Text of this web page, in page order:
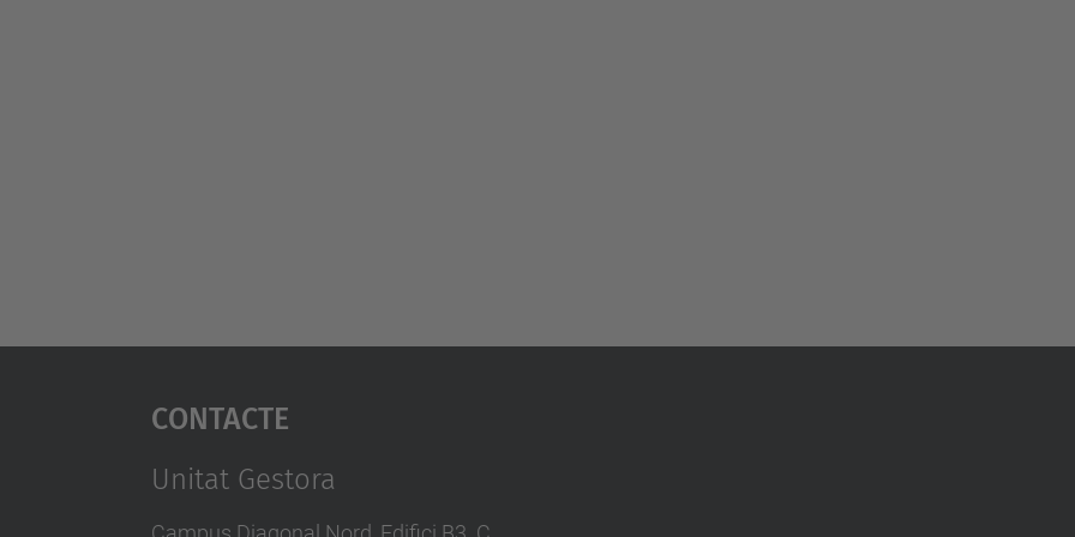
Contacte
Unitat Gestora